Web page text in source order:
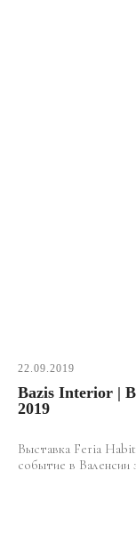
22.09.2019
Bazis Interior |
2019
Выставка Feria
событие в Валенсии